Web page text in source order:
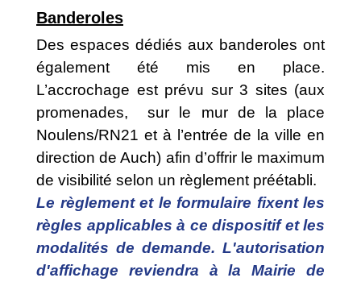
Banderoles
Des espaces dédiés aux banderoles ont
également été mis en place.
L’accrochage est prévu sur 3 sites (aux
promenades, sur le mur de la place
Noulens/RN21 et à l’entrée de la ville en
direction de Auch) afin d’offrir le maximum
de visibilité selon un règlement préétabli.
Le règlement et le formulaire fixent les
règles applicables à ce dispositif et les
modalités de demande. L'autorisation
d'affichage reviendra à la Mairie de